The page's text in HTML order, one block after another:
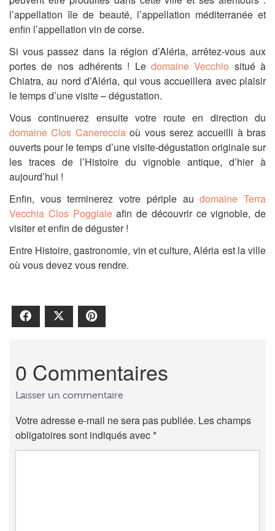
l’appellation île de beauté, l’appellation méditerranée et
enfin l’appellation vin de corse.
Si vous passez dans la région d’Aléria, arrêtez-vous aux
portes de nos adhérents ! Ledomaine Vecchio situé à
Chiatra, au nord d’Aléria, qui vous accueillera avec plaisir
le temps d’une visite – dégustation.
Vous continuerez ensuite votre route en direction du
domaine Clos Canerecciaoù vous serez accueilli à bras
ouverts pour le temps d’une visite-dégustation originale sur
les traces de l’Histoire du vignoble antique, d’hier à
aujourd’hui !
Enfin, vous terminerez votre périple audomaine Terra
Vecchia Clos Poggialeafin de découvrir ce vignoble, de
visiter et enfin de déguster !
Entre Histoire, gastronomie, vin et culture, Aléria est la ville
où vous devez vous rendre.
Facebook
0 Commentaires
Laisser un commentaire
Votre adresse e-mail ne sera pas publiée. Les champs
obligatoires sont indiqués avec*